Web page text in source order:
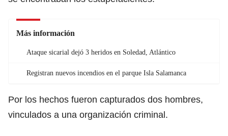
Más información
Ataque sicarial dejó 3 heridos en Soledad, Atlántico
Registran nuevos incendios en el parque Isla Salamanca
Por los hechos fueron capturados dos hombres,
vinculados a una organización criminal.